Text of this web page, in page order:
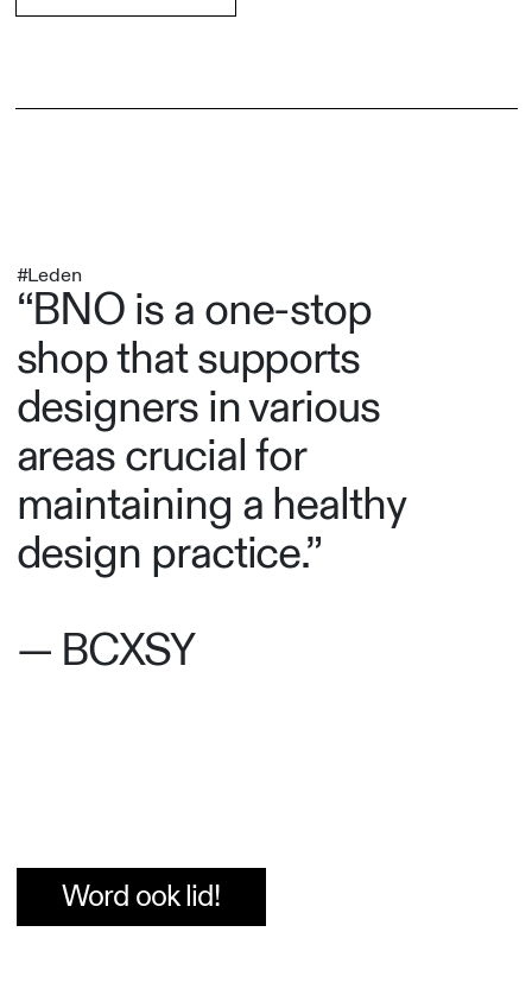
#Leden
“BNO is a one-stop
shop that supports
designers in various
areas crucial for
maintaining a healthy
design practice.”
— BCXSY
Word ook lid!